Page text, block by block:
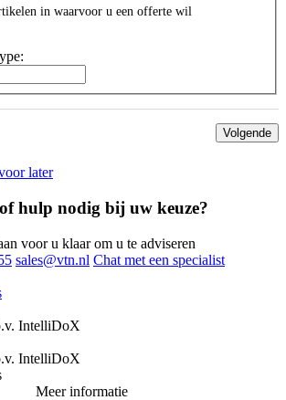
in waarvoor u een offerte wil
Volgende
later
hulp nodig bij uw keuze?
voor u klaar om u te adviseren
sales@vtn.nl Chat met een specialist
IntelliDoX
IntelliDoX
Meer informatie